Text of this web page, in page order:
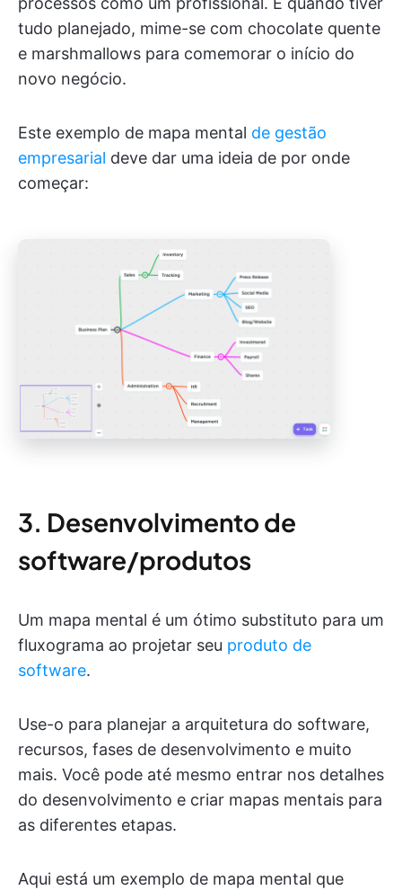
tudo planejado, mime-se com chocolate quente
e marshmallows para comemorar o início do
novo negócio.
Este exemplo de mapa mental de gestão
empresarial deve dar uma ideia de por onde
começar:
3. Desenvolvimento de
software/produtos
Um mapa mental é um ótimo substituto para um
fluxograma ao projetar seu produto de
software.
Use-o para planejar a arquitetura do software,
recursos, fases de desenvolvimento e muito
mais. Você pode até mesmo entrar nos detalhes
do desenvolvimento e criar mapas mentais para
as diferentes etapas.
Aqui está um exemplo de mapa mental que